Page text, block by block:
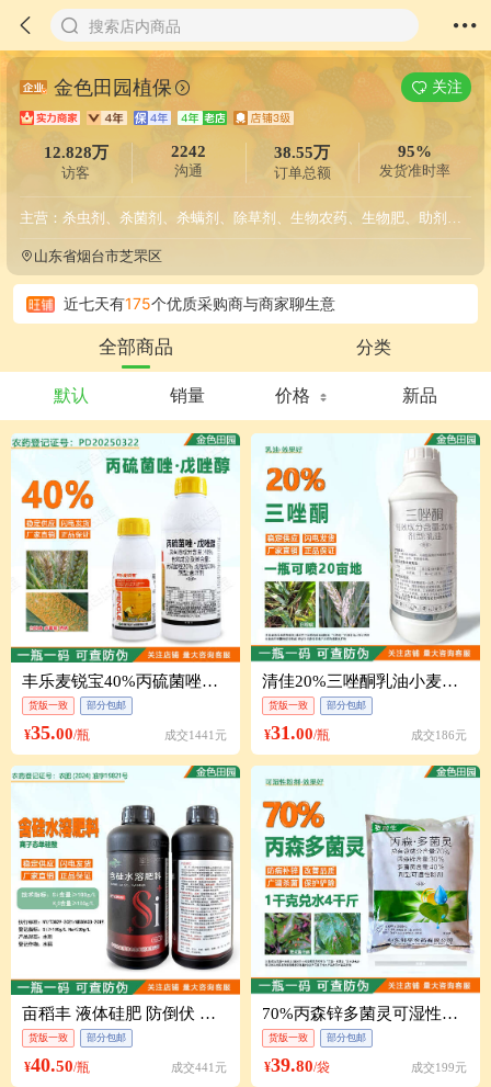
搜索店内商品
金色田园植保 关注
12.828万
访客
2242
沟通
38.55万
订单总额
95%
发货准时率
山东省烟台市芝罘区
今天广西采购*******
与商家聊生意
今天广东省江门市hn13*****
近期商家累计交易385501元
近七天有175个优质采购商与商家聊生意
近七天广东省江门市hn13*****成功下单
近七天湖北省襄阳市湖北采购*******
成功下单
近七天湖南省岳阳市湖南采购*******成功下单
近三十天商家累计交易
元
近三十天江苏省盐城市江苏采购*******成功下单
近三十天四川省成都市四川采购*******
全部商品 分类
默认 销量 价格 新品
丰乐麦锐宝40%丙硫菌唑戍唑醇小麦白粉赤霉锈病杀菌剂
货版一致 部分包邮
¥35.00/瓶 成交1441元
清佳20%三唑酮乳油小麦白粉病三唑铜三坐铜三坐酮农药杀菌剂农
货版一致 部分包邮
¥31.00/瓶 成交186元
亩稻丰 液体硅肥 防倒伏 农用硅肥 硅肥厂家
货版一致 部分包邮
¥40.50/瓶 成交441元
70%丙森锌多菌灵可湿性粉苹果树斑点落叶病丙森辛农药杀菌剂农
货版一致 部分包邮
¥39.80/袋 成交199元